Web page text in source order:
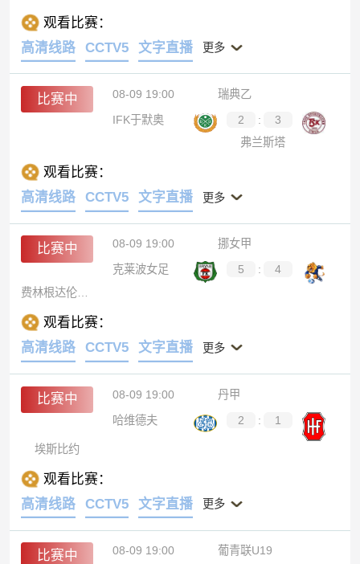
观看比赛：
高清线路
CCTV5 文字直播 更多
比赛中 08-09 19:00
瑞典乙
IFK于默奥
2 :
3
弗兰斯塔
观看比赛：
高清线路
CCTV5 文字直播 更多
比赛中 08-09 19:00
挪女甲
克莱波女足
5 :
4
费林根达伦女足
观看比赛：
高清线路
CCTV5 文字直播 更多
比赛中 08-09 19:00
丹甲
哈维德夫
2 : 1
埃斯比约
观看比赛：
高清线路
CCTV5 文字直播 更多
比赛中 08-09 19:00
葡青联U19